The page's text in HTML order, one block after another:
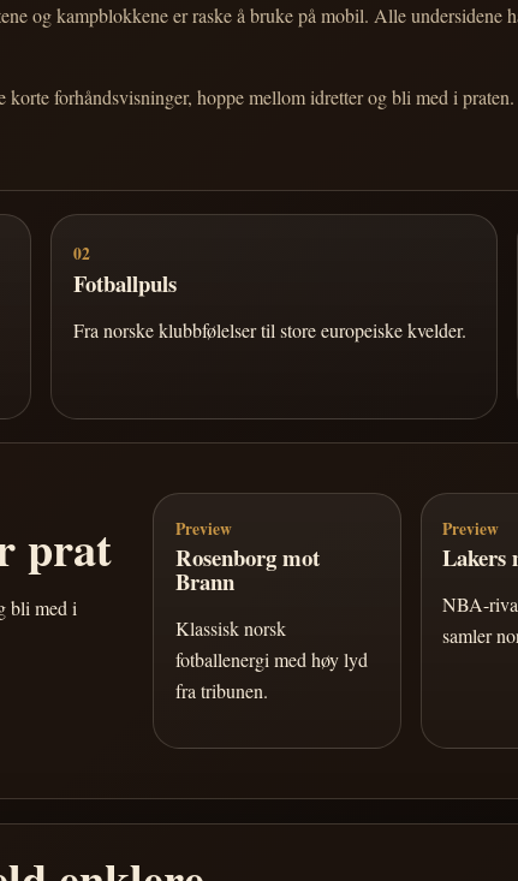
og kampblokkene er raske å bruke på mobil. Alle
forhåndsvisninger, hoppe mellom idretter og bli med i
02
Fotballpuls
Fra norske klubbfølelser til store europeiske kvelder.
prat
bli med i
Preview
Rosenborg mot
Brann
Klassisk norsk
fotballenergi med høy lyd
fra tribunen.
Preview
Lakers
NBA-
samler